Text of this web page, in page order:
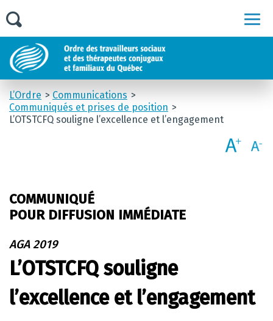
L’Ordre
Communications
Communiqués et prises de position
L’OTSTCFQ souligne l’excellence et l’engagement
COMMUNIQUÉ
POUR DIFFUSION IMMÉDIATE
AGA 2019
L’OTSTCFQ souligne
l’excellence et l’engagement